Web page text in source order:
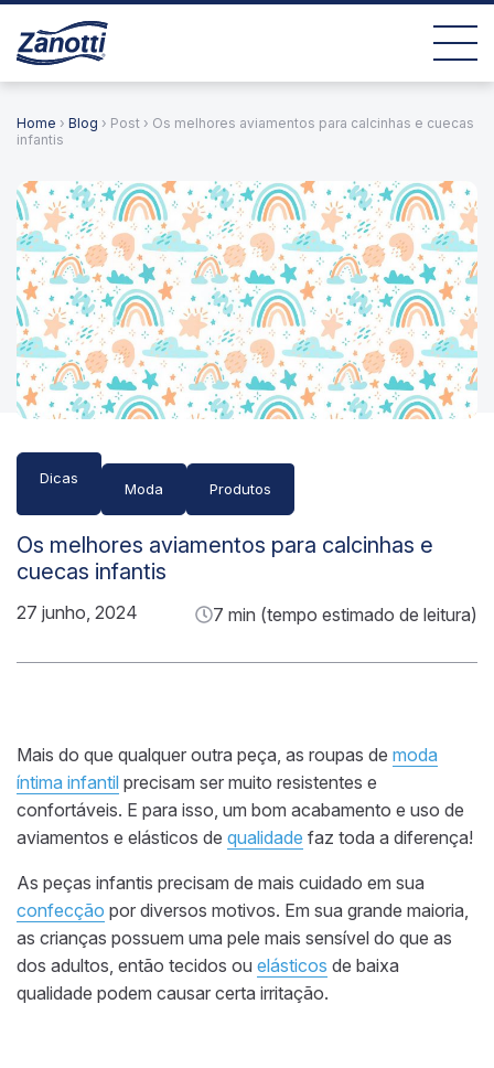
Home › Blog › Post › Os melhores aviamentos para calcinhas e cuecas
infantis
Dicas
Moda Produtos
Os melhores aviamentos para calcinhas e
cuecas infantis
27 junho, 2024 7 min (tempo estimado de leitura)
Mais do que qualquer outra peça, as roupas de moda
íntima infantil precisam ser muito resistentes e
confortáveis. E para isso, um bom acabamento e uso de
aviamentos e elásticos de qualidade faz toda a diferença!
As peças infantis precisam de mais cuidado em sua
confecção por diversos motivos. Em sua grande maioria,
as crianças possuem uma pele mais sensível do que as
dos adultos, então tecidos ou elásticos de baixa
qualidade podem causar certa irritação.